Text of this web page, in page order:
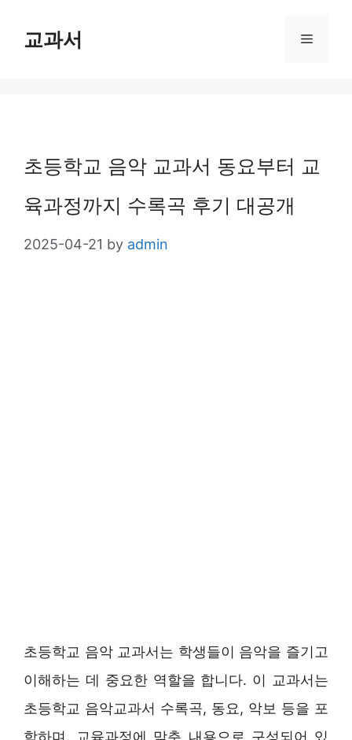
교과서 Menu
초등학교 음악 교과서 동요부터 교
육과정까지 수록곡 후기 대공개
2025-04-21 by admin
초등학교 음악 교과서는 학생들이 음악을 즐기고
이해하는 데 중요한 역할을 합니다. 이 교과서는
초등학교 음악교과서 수록곡, 동요, 악보 등을 포
함하며, 교육과정에 맞춘 내용으로 구성되어 있